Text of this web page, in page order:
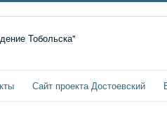
Сайт проекта Достоевский